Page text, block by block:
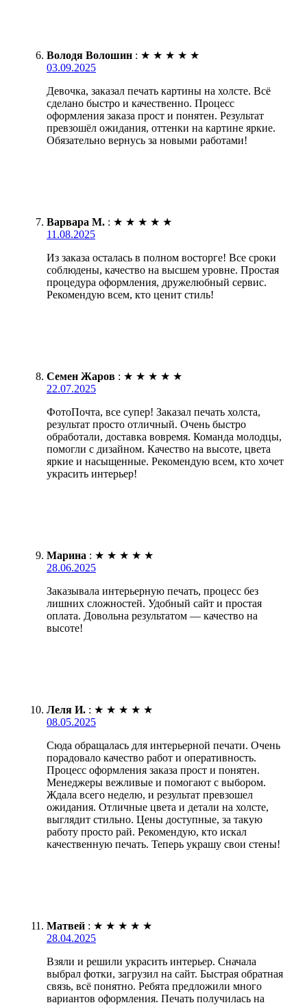
Володя Волошин : ★ ★ ★ ★ ★
03.09.2025
Девочка, заказал печать картины на холсте. Всё
сделано быстро и качественно. Процесс
оформления заказа прост и понятен. Результат
превзошёл ожидания, оттенки на картине яркие.
Обязательно вернусь за новыми работами!
Варвара М. : ★ ★ ★ ★ ★
11.08.2025
Из заказа осталась в полном восторге! Все сроки
соблюдены, качество на высшем уровне. Простая
процедура оформления, дружелюбный сервис.
Рекомендую всем, кто ценит стиль!
Семен Жаров : ★ ★ ★ ★ ★
22.07.2025
ФотоПочта, все супер! Заказал печать холста,
результат просто отличный. Очень быстро
обработали, доставка вовремя. Команда молодцы,
помогли с дизайном. Качество на высоте, цвета
яркие и насыщенные. Рекомендую всем, кто хочет
украсить интерьер!
Марина : ★ ★ ★ ★ ★
28.06.2025
Заказывала интерьерную печать, процесс без
лишних сложностей. Удобный сайт и простая
оплата. Довольна результатом — качество на
высоте!
Леля И. : ★ ★ ★ ★ ★
08.05.2025
Сюда обращалась для интерьерной печати. Очень
порадовало качество работ и оперативность.
Процесс оформления заказа прост и понятен.
Менеджеры вежливые и помогают с выбором.
Ждала всего неделю, и результат превзошел
ожидания. Отличные цвета и детали на холсте,
выглядит стильно. Цены доступные, за такую
работу просто рай. Рекомендую, кто искал
качественную печать. Теперь украшу свои стены!
Матвей : ★ ★ ★ ★ ★
28.04.2025
Взяли и решили украсить интерьер. Сначала
выбрал фотки, загрузил на сайт. Быстрая обратная
связь, всё понятно. Ребята предложили много
вариантов оформления. Печать получилась на